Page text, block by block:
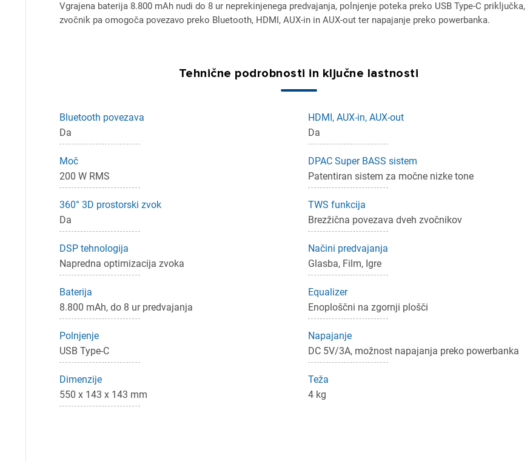
Vgrajena baterija 8.800 mAh nudi do 8 ur neprekinjenega predvajanja, polnjenje poteka preko USB Type-C priključka,
zvočnik pa omogoča povezavo preko Bluetooth, HDMI, AUX-in in AUX-out ter napajanje preko powerbanka.
Tehnične podrobnosti in ključne lastnosti
Bluetooth povezava
Da
HDMI, AUX-in, AUX-out
Da
Moč
200 W RMS
DPAC Super BASS sistem
Patentiran sistem za močne nizke tone
360° 3D prostorski zvok
Da
TWS funkcija
Brezžična povezava dveh zvočnikov
DSP tehnologija
Napredna optimizacija zvoka
Načini predvajanja
Glasba, Film, Igre
Baterija
8.800 mAh, do 8 ur predvajanja
Equalizer
Enoploščni na zgornji plošči
Polnjenje
USB Type-C
Napajanje
DC 5V/3A, možnost napajanja preko powerbanka
Dimenzije
550 x 143 x 143 mm
Teža
4 kg